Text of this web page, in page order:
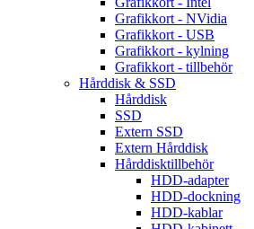
Grafikkort - NVidia
Grafikkort - USB
Grafikkort - kylning
Grafikkort - tillbehör
Hårddisk & SSD
Hårddisk
SSD
Extern SSD
Extern Hårddisk
Hårddisktillbehör
HDD-adapter
HDD-dockning
HDD-kablar